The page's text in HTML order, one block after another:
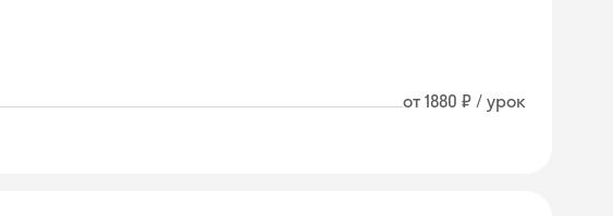
от 1880 ₽ / урок